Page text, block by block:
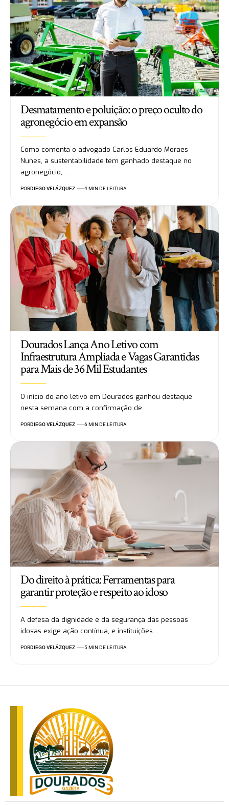
Desmatamento e poluição: o preço oculto do
agronegócio em expansão
Como comenta o advogado Carlos Eduardo Moraes
Nunes, a sustentabilidade tem ganhado destaque no
agronegócio,…
PORDIEGO VELÁZQUEZ 4 MIN DE LEITURA
Dourados Lança Ano Letivo com
Infraestrutura Ampliada e Vagas Garantidas
para Mais de 36 Mil Estudantes
O início do ano letivo em Dourados ganhou destaque
nesta semana com a confirmação de…
PORDIEGO VELÁZQUEZ 6 MIN DE LEITURA
Do direito à prática: Ferramentas para
garantir proteção e respeito ao idoso
A defesa da dignidade e da segurança das pessoas
idosas exige ação contínua, e instituições…
PORDIEGO VELÁZQUEZ 5 MIN DE LEITURA